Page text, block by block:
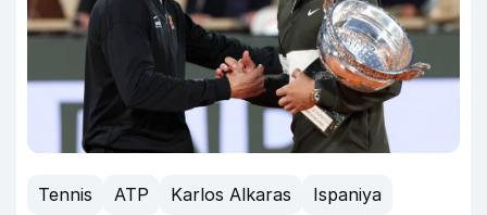
Tennis ATP Karlos Alkaras
Ispaniya